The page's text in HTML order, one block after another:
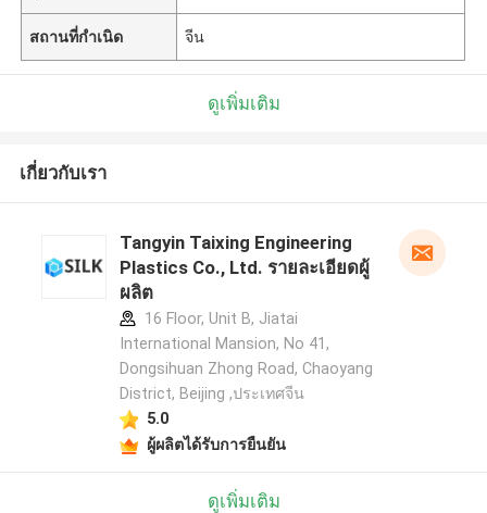
สถานที่กำเนิด จีน
ดูเพิ่มเติม
เกี่ยวกับเรา
Tangyin Taixing Engineering
Plastics Co., Ltd. รายละเอียดผู้
ผลิต
16 Floor, Unit B, Jiatai
International Mansion, No 41,
Dongsihuan Zhong Road, Chaoyang
District, Beijing ,ประเทศจีน
5.0
ผู้ผลิตได้รับการยืนยัน
ดูเพิ่มเติม